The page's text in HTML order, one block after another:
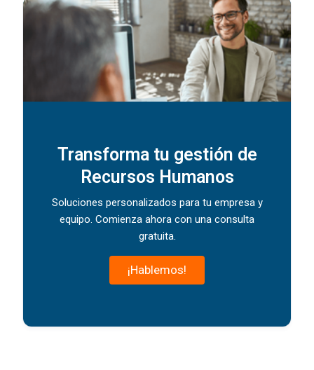
Transforma tu gestión de
Recursos Humanos
Soluciones personalizados para tu empresa y
equipo. Comienza ahora con una consulta
gratuita.
¡Hablemos!